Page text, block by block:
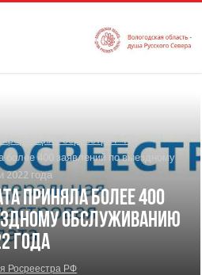
Росреестра РФ
более 400 заявлений по выездному
2022 года
приняла более 400
обслуживанию
года
Росреестра РФ